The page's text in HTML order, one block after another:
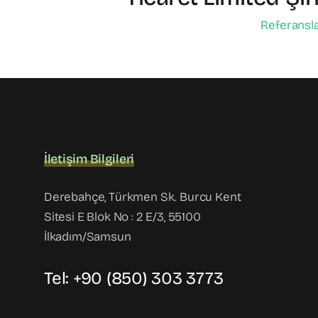
İletişim Bilgileri
Derebahçe, Türkmen Sk. Burcu Kent
Sitesi E Blok No : 2 E/3, 55100
İlkadım/Samsun
Tel: +90 (850) 303 3773